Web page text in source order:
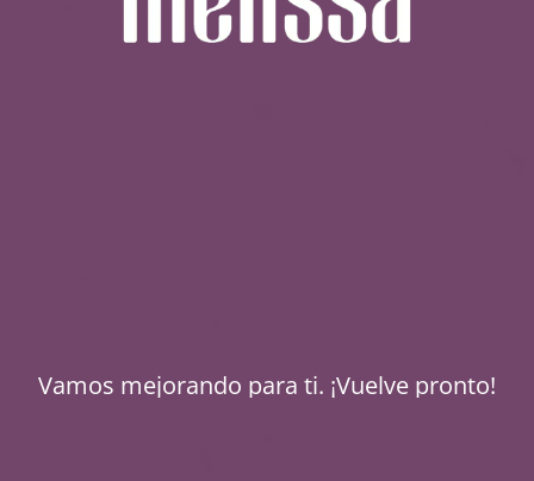
Vamos mejorando para ti. ¡Vuelve pronto!